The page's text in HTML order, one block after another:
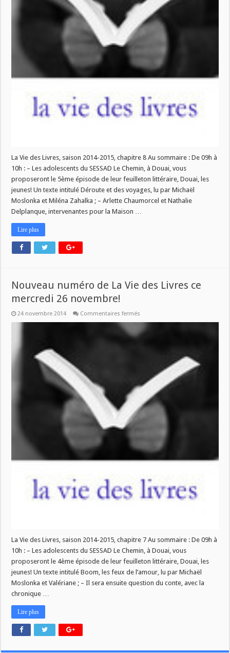
décembre!
(reprogrammation
de
l’émission
La Vie des Livres, saison 2014-2015, chapitre 8 Au sommaire : De 09h à
10h : – Les adolescents du SESSAD Le Chemin, à Douai, vous
proposeront le 5ème épisode de leur feuilleton littéraire, Douai, les
jeunes! Un texte intitulé Déroute et des voyages, lu par Michaël
Moslonka et Miléna Zahalka ; – Arlette Chaumorcel et Nathalie
Delplanque, intervenantes pour la Maison …
Lire plus
Nouveau numéro de La Vie des Livres ce
mercredi 26 novembre!
24 novembre 2014 Commentaires fermés
de
mercredi
novembre!
La Vie des Livres, saison 2014-2015, chapitre 7 Au sommaire : De 09h à
10h : – Les adolescents du SESSAD Le Chemin, à Douai, vous
proposeront le 4ème épisode de leur feuilleton littéraire, Douai, les
jeunes! Un texte intitulé Boom, les feux de l’amour, lu par Michaël
Moslonka et Valériane ; – Il sera ensuite question du conte, avec la
chronique …
Lire plus